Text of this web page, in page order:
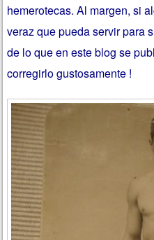
hemerotecas. Al margen, si
veraz que pueda servir para
de lo que en este blog se
corregirlo gustosamente !